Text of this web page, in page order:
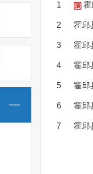
1 霍
2 霍邱
3 霍邱
4 霍邱
5 霍邱
6 霍邱
7 霍邱